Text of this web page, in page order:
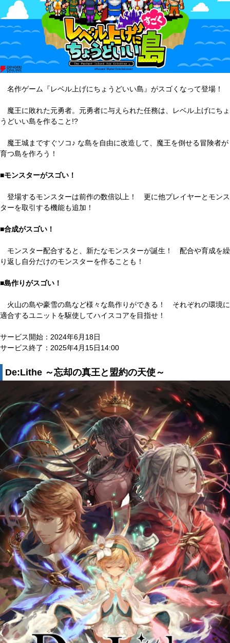
名作ゲーム『レベル上げにちょうどいい島』がスゴくなって登場！
魔王に敗れた元勇者。元勇者に与えられた任務は、レベル上げにちょ
うどいい島を作ること!?
魔王城まですぐソコ♪ な島を自由に改造して、魔王を倒せる冒険者が
育つ島を作ろう！
■モンスターがスゴい！
登場するモンスターは前作の数倍以上！ 更に他プレイヤーとモンス
ターを取引する機能も追加！
■合成がスゴい！
モンスター配合すると、新たなモンスターが誕生！ 配合や育成を繰
り返し自分だけのモンスターを作ることも！
■島作りがスゴい！
火山の島や豪雪の島など様々な島作りができる！ それぞれの環境に
適合するユニットを駆使してハイスコアを目指せ！
サービス開始：2024年6月18日
サービス終了：2025年4月15日14:00
De:Lithe ～忘却の真王と盟約の天使～